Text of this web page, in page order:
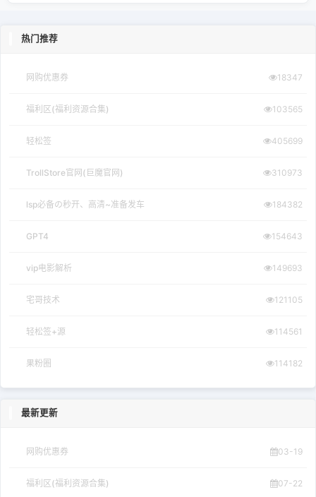
热门推荐
网购优惠券 18347
福利区(福利资源合集) 103565
轻松签 405699
TrollStore官网(巨魔官网) 310973
lsp必备の秒开、高清~准备发车 184382
GPT4 154643
vip电影解析 149693
宅哥技术 121105
轻松签+源 114561
果粉圈 114182
最新更新
网购优惠券 03-19
福利区(福利资源合集) 07-22